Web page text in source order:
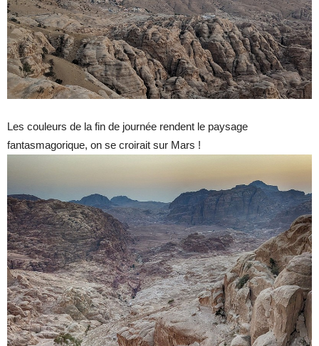
Les couleurs de la fin de journée rendent le paysage
fantasmagorique, on se croirait sur Mars !